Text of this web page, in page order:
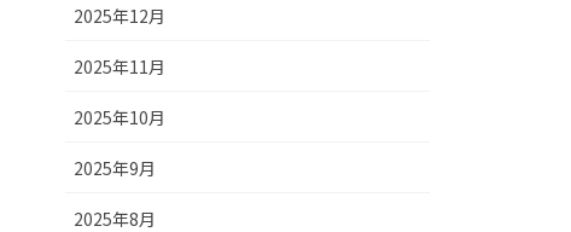
2025年12月
2025年11月
2025年10月
2025年9月
2025年8月